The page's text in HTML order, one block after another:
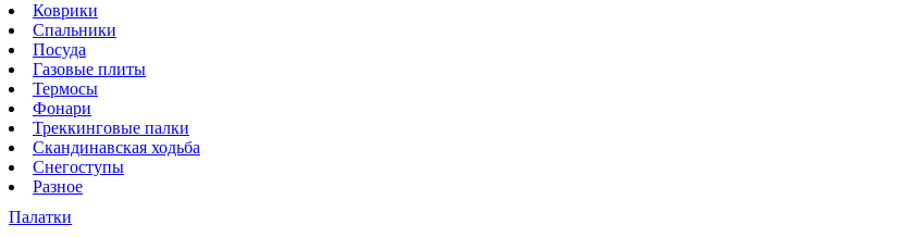
Коврики
Спальники
Посуда
Газовые плиты
Термосы
Фонари
Треккинговые палки
Скандинавская ходьба
Снегоступы
Разное
Палатки